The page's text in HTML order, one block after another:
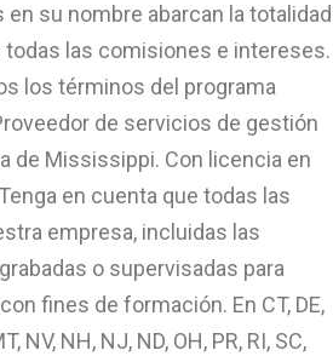
su nombre abarcan la totalidad
todas las comisiones e intereses.
los términos del programa
de servicios de gestión
de Mississippi. Con licencia en
en cuenta que todas las
empresa, incluidas las
o supervisadas para
fines de formación. En CT, DE,
NV, NH, NJ, ND, OH, PR, RI, SC,